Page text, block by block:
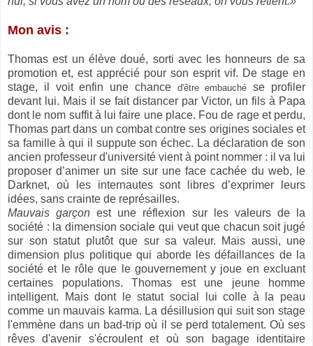
Mon avis :
Thomas est un élève doué, sorti avec les honneurs de sa
promotion et, est apprécié pour son esprit vif. De stage en
stage, il voit enfin une chanced'être embauché se profiler
devant lui. Mais il se fait distancer par Victor, un fils à Papa
dont le nom suffit à lui faire une place. Fou de rage et perdu,
Thomas part dans un combat contre ses origines sociales et
sa famille à qui il suppute son échec. La déclaration de son
ancien professeur d'université vient à point nommer : il va lui
proposer d’animer un site sur une face cachée du web, le
Darknet, où les internautes sont libres d’exprimer leurs
idées, sans crainte de représailles.
Mauvais garçon est une réflexion sur les valeurs de la
société : la dimension sociale qui veut que chacun soit jugé
sur son statut plutôt que sur sa valeur. Mais aussi, une
dimension plus politique qui aborde les défaillances de la
société et le rôle que le gouvernement y joue en excluant
certaines populations. Thomas est une jeune homme
intelligent. Mais dont le statut social lui colle à la peau
comme un mauvais karma. La désillusion qui suit son stage
l'emmène dans un bad-trip où il se perd totalement. Où ses
rêves d'avenir s'écroulent et où son bagage identitaire